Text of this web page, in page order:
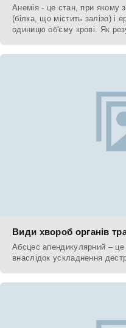
Анемія - це стан, при якому
(білка, що містить залізо) і
одиницю об'єму крові. Як
Види хвороб органів
Абсцес апендикулярний –
внаслідок ускладнення